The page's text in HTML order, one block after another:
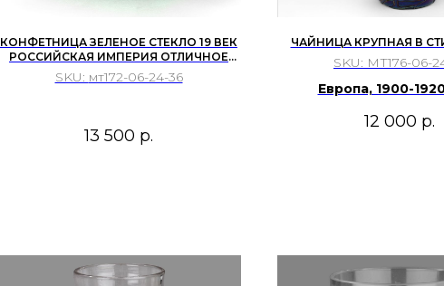
КОНФЕТНИЦА ЗЕЛЕНОЕ СТЕКЛО 19 ВЕК
РОССИЙСКАЯ ИМПЕРИЯ ОТЛИЧНОЕ
СОСТОЯНИЕ
SKU: мт172-06-24-36
13 500 р.
ЧАЙНИЦА КРУПНАЯ В
SKU: МТ176-06-
Европа, 1900-
12 000 р.